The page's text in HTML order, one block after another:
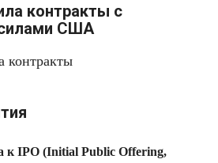
контракты с
США
к IPO (Initial Public Offering,